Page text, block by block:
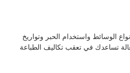
الوسائط واستخدام الحبر وتواريخ
تساعدك في تعقب تكاليف الطباعة